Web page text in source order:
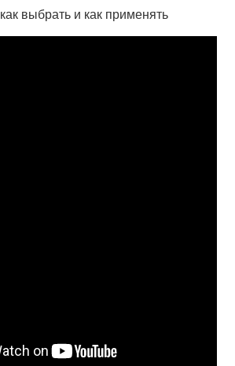
выбрать и как применять